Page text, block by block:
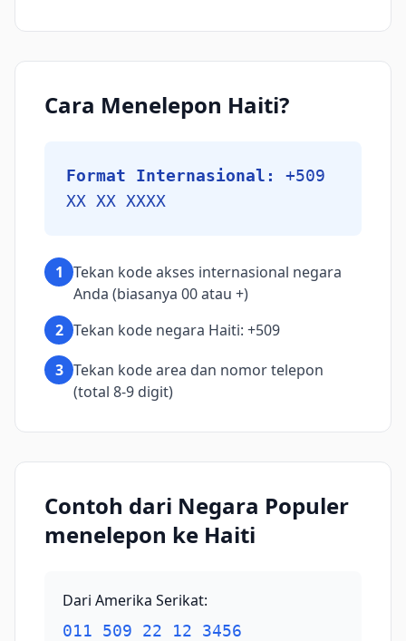
Cara Menelepon Haiti?
Format Internasional:
+509
XX XX XXXX
1 Tekan kode akses internasional negara
Anda (biasanya 00 atau +)
2 Tekan kode negara Haiti: +509
3 Tekan kode area dan nomor telepon
(total 8-9 digit)
Contoh dari Negara Populer
menelepon ke Haiti
Dari Amerika Serikat:
011 509 22 12 3456